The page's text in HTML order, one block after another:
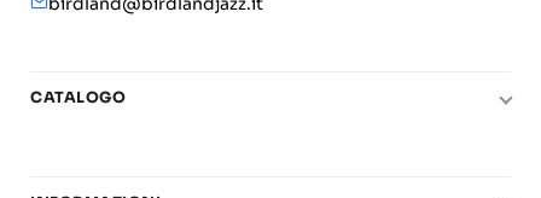
CATALOGO
Chitarra